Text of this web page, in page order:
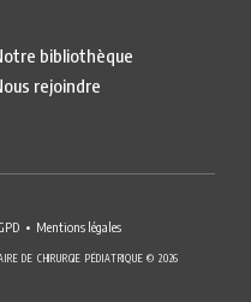
bibliothèque
rejoindre
Mentions légales
DE CHIRURGIE PÉDIATRIQUE © 2026